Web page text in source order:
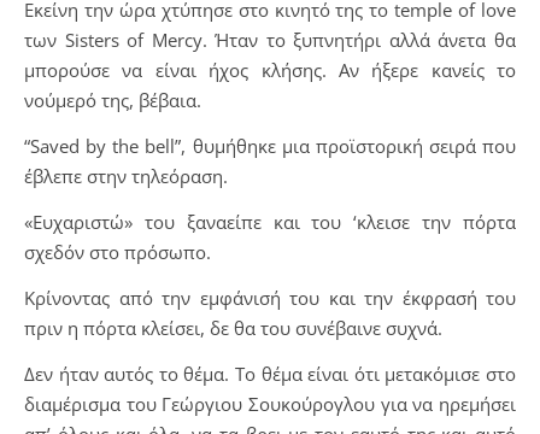
Εκείνη την ώρα χτύπησε στο κινητό της το temple of love
των Sisters of Mercy. Ήταν το ξυπνητήρι αλλά άνετα θα
μπορούσε να είναι ήχος κλήσης. Αν ήξερε κανείς το
νούμερό της, βέβαια.
“Saved by the bell”, θυμήθηκε μια προϊστορική σειρά που
έβλεπε στην τηλεόραση.
«Ευχαριστώ» του ξαναείπε και του ‘κλεισε την πόρτα
σχεδόν στο πρόσωπο.
Κρίνοντας από την εμφάνισή του και την έκφρασή του
πριν η πόρτα κλείσει, δε θα του συνέβαινε συχνά.
Δεν ήταν αυτός το θέμα. Το θέμα είναι ότι μετακόμισε στο
διαμέρισμα του Γεώργιου Σουκούρογλου για να ηρεμήσει